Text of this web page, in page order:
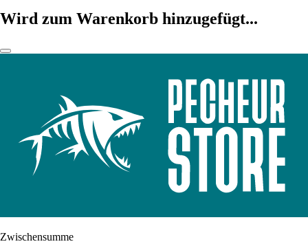
Wird zum Warenkorb hinzugefügt...
Zwischensumme